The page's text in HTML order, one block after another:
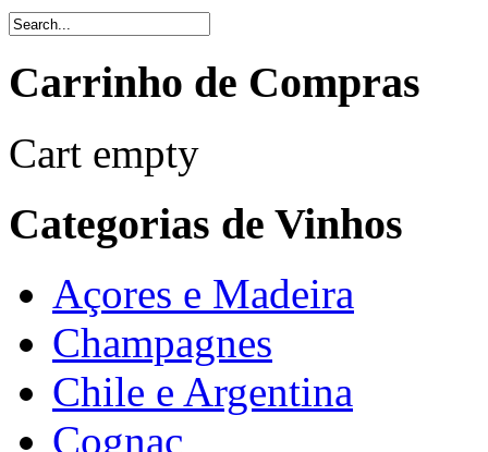
Carrinho de Compras
Cart empty
Categorias de Vinhos
Açores e Madeira
Champagnes
Chile e Argentina
Cognac